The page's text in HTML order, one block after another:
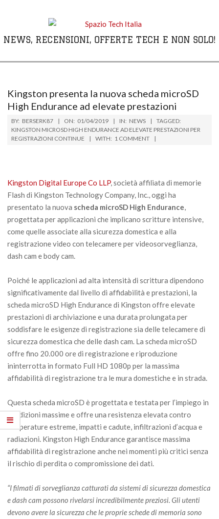
NEWS, RECENSIONI, OFFERTE TECH E NON SOLO!
MenuKingston presenta la nuova scheda microSD
High Endurance ad elevate prestazioni
BY: BERSERK87 ON: 01/04/2019 IN: NEWS
TAGGED:
KINGSTON MICROSD HIGH ENDURANCE AD ELEVATE PRESTAZIONI PER
REGISTRAZIONI CONTINUE
WITH: 1 COMMENT
Kingston Digital Europe Co LLP, società affiliata di memorie
Flash di Kingston Technology Company, Inc., oggi ha
presentato la nuova scheda microSD High Endurance,
progettata per applicazioni che implicano scritture intensive,
come quelle associate alla sicurezza domestica e alla
registrazione video con telecamere per videosorveglianza,
dash cam e body cam.
Poiché le applicazioni ad alta intensità di scrittura dipendono
significativamente dal livello di affidabilità e prestazioni, la
scheda microSD High Endurance di Kingston offre elevate
prestazioni di archiviazione e una durata prolungata per
soddisfare le esigenze di registrazione sia delle telecamere di
sicurezza domestica che delle dash cam. La scheda microSD
offre fino 20.000 ore di registrazione e riproduzione
ininterrotta in formato Full HD 1080p per la massima
affidabilità di registrazione tra le mura domestiche e in strada.
Questa scheda microSD è progettata e testata per l’impiego in
condizioni massime e offre una resistenza elevata contro
temperature estreme, impatti e cadute, infiltrazioni d’acqua e
radiazioni. Kingston High Endurance garantisce massima
affidabilità di registrazione anche nei momenti più critici senza
il rischio di perdita o compromissione dei dati.
“I filmati di sorveglianza catturati da sistemi di sicurezza domestica
e dash cam possono rivelarsi incredibilmente preziosi. Gli utenti
devono avere la sicurezza che le proprie schede di memoria sono